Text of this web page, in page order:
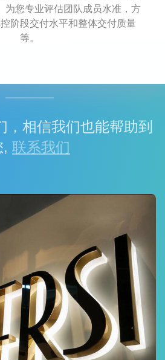
为您专业评估团队成员水准，方
阶段交付水平和整体交付质量
等。
，相信我们也能帮助到
, 联系我们